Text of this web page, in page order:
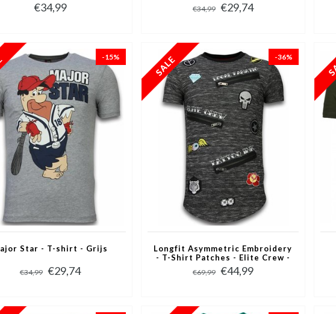
€34,99 €34,99 €29,74
-15%
Star - T-shirt - Grijs
€34,99 €29,74
-36%
Longfit Asymmetric Embroidery
- T-Shirt Patches - Elite Crew -
Zwart
€69,99 €44,99